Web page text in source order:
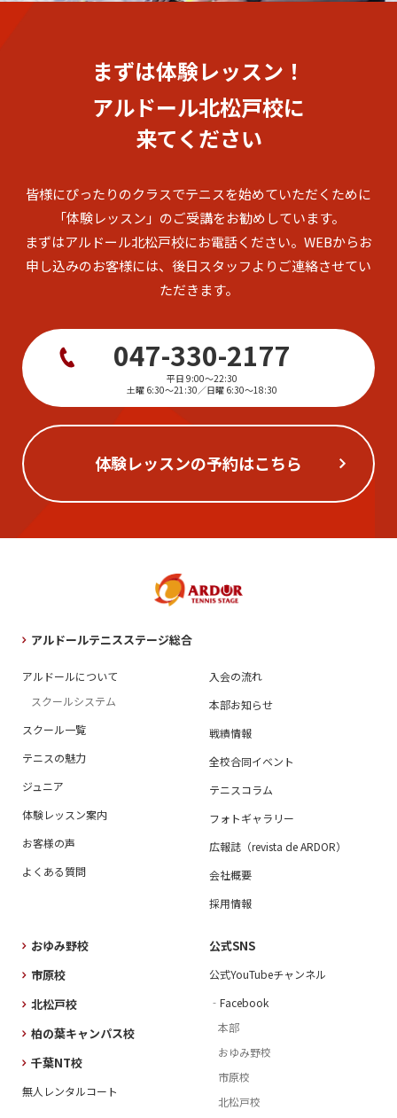
まずは体験レッスン！
アルドール北松戸校に
来てください
皆様にぴったりのクラスでテニスを始めていただくために
「体験レッスン」のご受講をお勧めしています。
まずはアルドール北松戸校にお電話ください。 WEBからお
申し込みのお客様には、後日スタッフよりご連絡させてい
ただきます。
047-330-2177
平日 9:00～22:30
土曜 6:30～21:30／日曜 6:30～18:30
体験レッスンの予約はこちら
アルドールテニスステージ総合
アルドールについて
スクールシステム
スクール一覧
テニスの魅力
ジュニア
体験レッスン案内
お客様の声
よくある質問
入会の流れ
本部お知らせ
戦績情報
全校合同イベント
テニスコラム
フォトギャラリー
広報誌（revista de ARDOR）
会社概要
採用情報
おゆみ野校
市原校
北松戸校
柏の葉キャンパス校
千葉NT校
無人レンタルコート
公式SNS
公式YouTubeチャンネル
‐Facebook
本部
おゆみ野校
市原校
北松戸校